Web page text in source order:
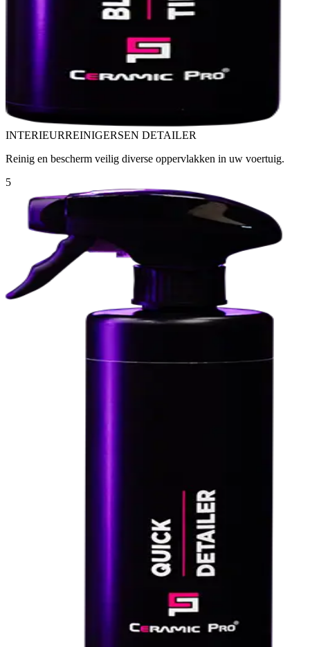
INTERIEURREINIGERSEN DETAILER
Reinig en bescherm veilig diverse oppervlakken in uw voertuig.
5